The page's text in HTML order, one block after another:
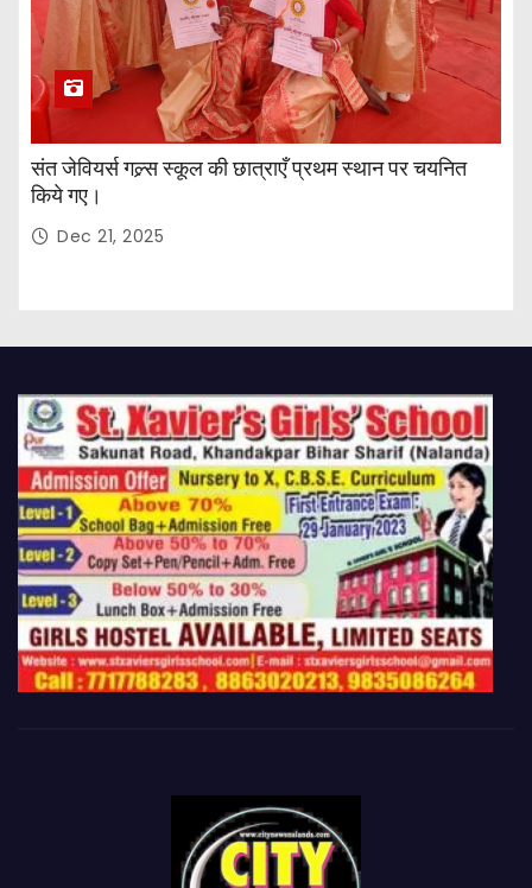
संत जेवियर्स गल्र्स स्कूल की छात्र‌ाएँ प्रथम स्थान पर चयनित
किये गए।
Dec 21, 2025